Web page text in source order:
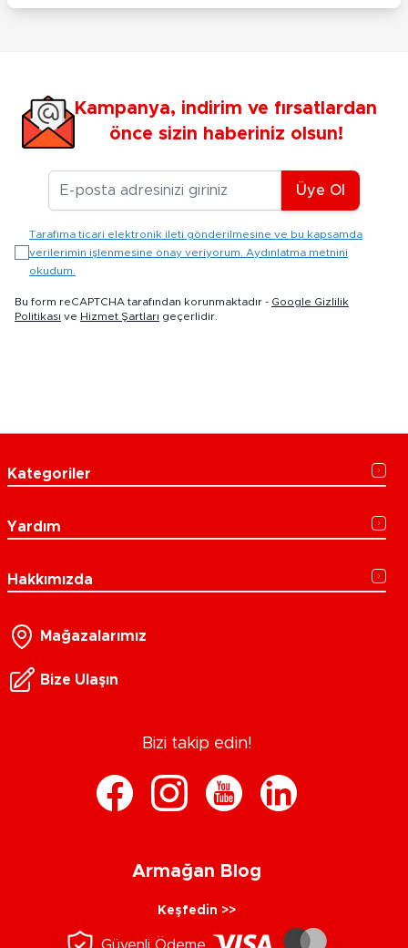
Kampanya, indirim ve fırsatlardan
önce sizin haberiniz olsun!
E-posta Adresiniz
Üye Ol
Tarafıma ticari elektronik ileti gönderilmesine ve bu kapsamda
verilerimin işlenmesine onay veriyorum. Aydınlatma metnini
okudum.
Bu form reCAPTCHA tarafından korunmaktadır - Google Gizlilik
Politikası ve Hizmet Şartları geçerlidir.
Kategoriler
Yardım
Hakkımızda
Mağazalarımız
Bize Ulaşın
Bizi takip edin!
Armağan Blog
Keşfedin >>